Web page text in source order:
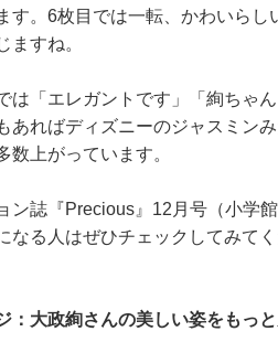
す。6枚目では一転、かわいら
ますね。
は「エレガントです」「絢ちゃ
あればディズニーのジャスミン
数上がっています。
ン誌『Precious』12月号（小学
なる人はぜひチェックしてみてく
：大政絢さんの美しい姿をもっ